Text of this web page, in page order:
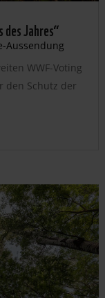
Jahres“
Aussendung
WWF-Voting
den Schutz der